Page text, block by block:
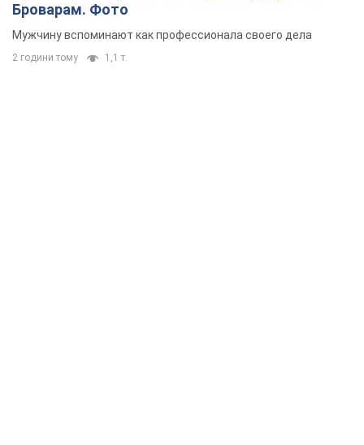
Броварам. Фото
Мужчину вспоминают как профессионала своего дела
2 години тому 1,1 т.